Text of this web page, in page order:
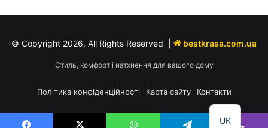
© Copyright 2026, All Rights Reserved | bestkrasa.com.ua
Стиль, комфорт і натхнення для вашого дому
Політика конфіденційності Карта сайту Контакти
UK